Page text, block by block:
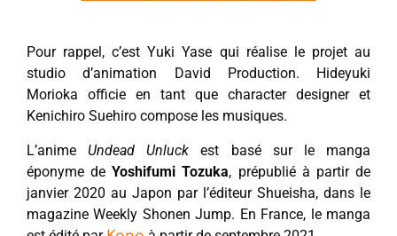
Pour rappel, c’est Yuki Yase qui réalise le projet au
studio d’animation David Production. Hideyuki
Morioka officie en tant que character designer et
Kenichiro Suehiro compose les musiques.
L’anime Undead Unluck est basé sur le manga
éponyme deYoshifumi Tozuka, prépublié à partir de
janvier 2020 au Japon par l’éditeur Shueisha, dans le
magazine Weekly Shonen Jump. En France, le manga